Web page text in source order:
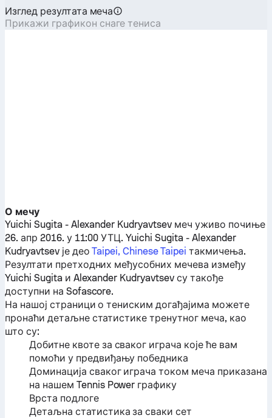
Изглед резултата меча
Прикажи графикон снаге тениса
О мечу
Yuichi Sugita - Alexander Kudryavtsevмеч уживо почиње
26. апр 2016. у 11:00 УТЦ.Yuichi Sugita - Alexander
Kudryavtsevје деоTaipei, Chinese Taipei такмичења.
Резултати претходних међусобних мечева између
Yuichi Sugita и Alexander Kudryavtsevсу такође
доступни на Sofascore.
На нашој страници о тениским догађајима можете
пронаћи детаљне статистике тренутног меча, као
што су:
Добитне квоте за сваког играча које ће вам
помоћи у предвиђању победника
Доминација сваког играча током меча приказана
на нашем Tennis Power графику
Врста подлоге
Детаљна статистика за сваки сет